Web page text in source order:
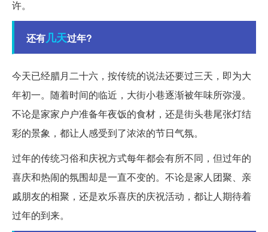
许。
还有几天过年?
今天已经腊月二十六，按传统的说法还要过三天，即为大
年初一。随着时间的临近，大街小巷逐渐被年味所弥漫。
不论是家家户户准备年夜饭的食材，还是街头巷尾张灯结
彩的景象，都让人感受到了浓浓的节日气氛。
过年的传统习俗和庆祝方式每年都会有所不同，但过年的
喜庆和热闹的氛围却是一直不变的。不论是家人团聚、亲
戚朋友的相聚，还是欢乐喜庆的庆祝活动，都让人期待着
过年的到来。